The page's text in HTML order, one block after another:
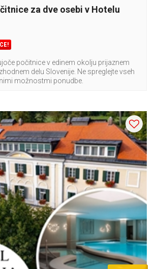
za dve osebi v Hotelu
počitnice v edinem okolju prijaznem
delu Slovenije. Ne spreglejte vseh
možnostmi ponudbe.